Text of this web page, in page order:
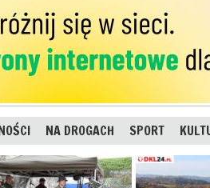
NA DROGACH SPORT